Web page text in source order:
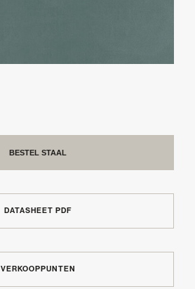
BESTEL STAAL
DATASHEET PDF
VERKOOPPUNTEN